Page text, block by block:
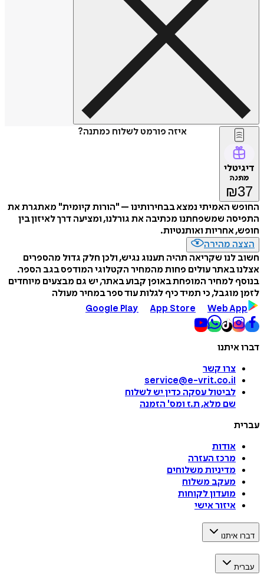
איזה פורמט לשלוח כמתנה?
דיגיטלי
מתנה
₪37
החופש האמיתי נמצא בבחירותינו – "הורות קיומית" מאתגרת את
התפיסה שמשפחתנו מכתיבה את גורלנו, ומציעה דרך לאיזון בין
חופש, אחריות ואותנטיות.
הצצה מהירה
חשוב לנו שקריאה תהיה תענוג נגיש, ולכן חלק גדול מהספרים
אצלנו באתר עולים פחות מהמחיר הקטלוגי המודפס בגב הספר.
בנוסף למחיר המופחת באופן קבוע באתר, יש גם מבצעים מיוחדים
לזמן מוגבל, כי תמיד כיף לגלות עוד ספר במחיר מעולה
Google Play
App Store Web App
דברו איתנו
צרו קשר
service@e-vrit.co.il
לביטול עסקה כדין יש לשלוח
שם מלא, ת.ז ומס' הזמנה
עברית
אודות
מרכז העזרה
מדיניות משלוחים
מעקב משלוח
מועדון לקוחות
איזור אישי
דברו איתנו
עברית